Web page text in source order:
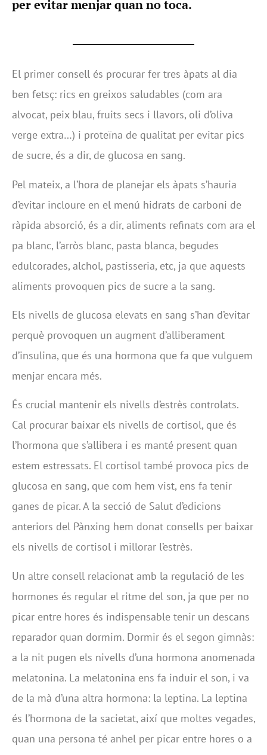
per evitar menjar quan no toca.
El primer consell és procurar fer tres àpats al dia
ben fetsç: rics en greixos saludables (com ara
alvocat, peix blau, fruits secs i llavors, oli d’oliva
verge extra…) i proteïna de qualitat per evitar pics
de sucre, és a dir, de glucosa en sang.
Pel mateix, a l’hora de planejar els àpats s’hauria
d’evitar incloure en el menú hidrats de carboni de
ràpida absorció, és a dir, aliments refinats com ara el
pa blanc, l’arròs blanc, pasta blanca, begudes
edulcorades, alchol, pastisseria, etc, ja que aquests
aliments provoquen pics de sucre a la sang.
Els nivells de glucosa elevats en sang s’han d’evitar
perquè provoquen un augment d’alliberament
d’insulina, que és una hormona que fa que vulguem
menjar encara més.
És crucial mantenir els nivells d’estrès controlats.
Cal procurar baixar els nivells de cortisol, que és
l’hormona que s’allibera i es manté present quan
estem estressats. El cortisol també provoca pics de
glucosa en sang, que com hem vist, ens fa tenir
ganes de picar. A la secció de Salut d’edicions
anteriors del Pànxing hem donat consells per baixar
els nivells de cortisol i millorar l’estrès.
Un altre consell relacionat amb la regulació de les
hormones és regular el ritme del son, ja que per no
picar entre hores és indispensable tenir un descans
reparador quan dormim. Dormir és el segon gimnàs:
a la nit pugen els nivells d’una hormona anomenada
melatonina. La melatonina ens fa induir el son, i va
de la mà d’una altra hormona: la leptina. La leptina
és l’hormona de la sacietat, així que moltes vegades,
quan una persona té anhel per picar entre hores o a